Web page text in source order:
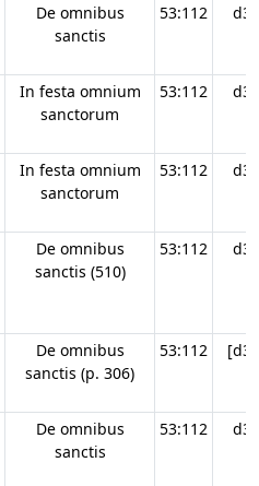
De omnibus
sanctis
53:112 d34
In festa omnium
sanctorum
53:112 d34
In festa omnium
sanctorum
53:112 d34
De omnibus
sanctis (510)
53:112 d34
De omnibus
sanctis (p. 306)
53:112
De omnibus
sanctis
53:112 d34